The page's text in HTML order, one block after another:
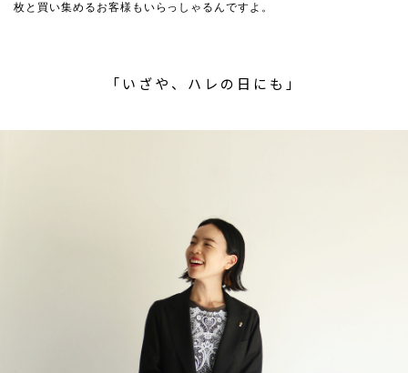
枚と買い集めるお客様もいらっしゃるんですよ。
「いざや、ハレの日にも」